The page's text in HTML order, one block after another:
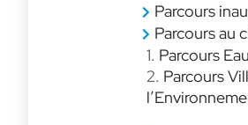
Parcours
Parcours au
Parcours
Parcours